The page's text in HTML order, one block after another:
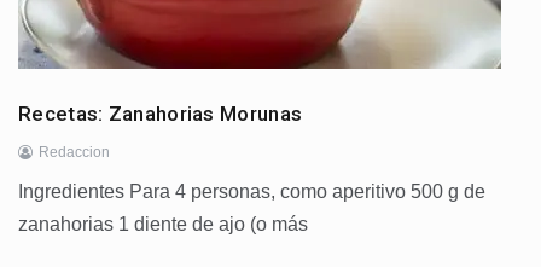
Recetas: Zanahorias Morunas
Redaccion
Ingredientes Para 4 personas, como aperitivo 500 g de
zanahorias 1 diente de ajo (o más